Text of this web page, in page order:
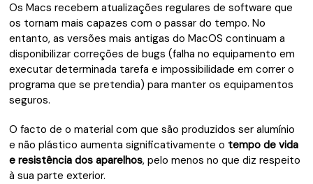
Os Macs recebem atualizações regulares de software que
os tornam mais capazes com o passar do tempo. No
entanto, as versões mais antigas do MacOS continuam a
disponibilizar correções de bugs (falha no equipamento em
executar determinada tarefa e impossibilidade em correr o
programa que se pretendia) para manter os equipamentos
seguros.
O facto de o material com que são produzidos ser alumínio
e não plástico aumenta significativamente o tempo de vida
e resistência dos aparelhos, pelo menos no que diz respeito
à sua parte exterior.